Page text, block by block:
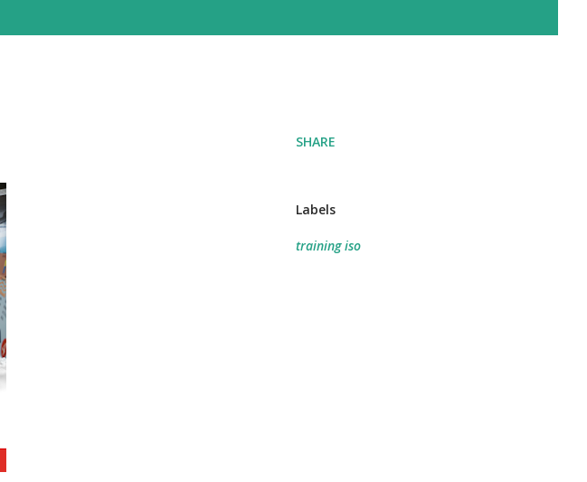
SHARE
Labels
training iso